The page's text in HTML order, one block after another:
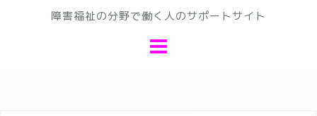
障害福祉の分野で働く人のサポートサイト